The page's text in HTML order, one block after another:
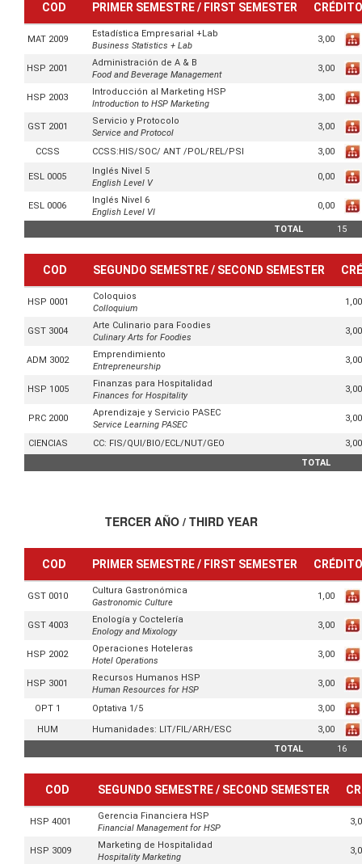
COD PRIMER SEMESTRE / FIRST SEMESTER
MAT 2009
Estadística Empresarial +Lab
Business Statistics + Lab
3,00
HSP 2001
Administración de A & B
Food and Beverage Management
3,00
HSP 2003
Introducción al Marketing HSP
Introduction to HSP Marketing
3,00
GST 2001
Servicio y Protocolo
Service and Protocol
3,00
CCSS CCSS:HIS/SOC/ ANT /POL/REL/PSI 3,00
ESL 0005
Inglés Nivel 5
English Level V
0,00
ESL 0006
Inglés Nivel 6
English Level VI
0,00
TOTAL 15
COD SEGUNDO SEMESTRE / SECOND SEMESTER
HSP 0001
Coloquios
Colloquium
1,00
GST 3004
Arte Culinario para Foodies
Culinary Arts for Foodies
3,00
ADM 3002
Emprendimiento
Entrepreneurship
3,00
HSP 1005
Finanzas para Hospitalidad
Finances for Hospitality
3,00
PRC 2000
Aprendizaje y Servicio PASEC
Service Learning PASEC
3,00
CIENCIAS CC: FIS/QUI/BIO/ECL/NUT/GEO
3,00
TOTAL
TERCER AÑO / THIRD YEAR
COD PRIMER SEMESTRE / FIRST SEMESTER
GST 0010
Cultura Gastronómica
Gastronomic Culture
1,00
GST 4003
Enología y Coctelería
Enology and Mixology
3,00
HSP 2002
Operaciones Hoteleras
Hotel Operations
3,00
HSP 3001
Recursos Humanos HSP
Human Resources for HSP
3,00
OPT 1 Optativa 1/5 3,00
HUM Humanidades: LIT/FIL/ARH/ESC
3,00
TOTAL
16
COD SEGUNDO SEMESTRE / SECOND SEMESTER
HSP 4001
Gerencia Financiera HSP
Financial Management for HSP
HSP 3009
Marketing de Hospitalidad
Hospitality Marketing